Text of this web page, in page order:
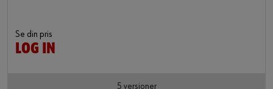
Se din pris
LOG IN
5 versioner